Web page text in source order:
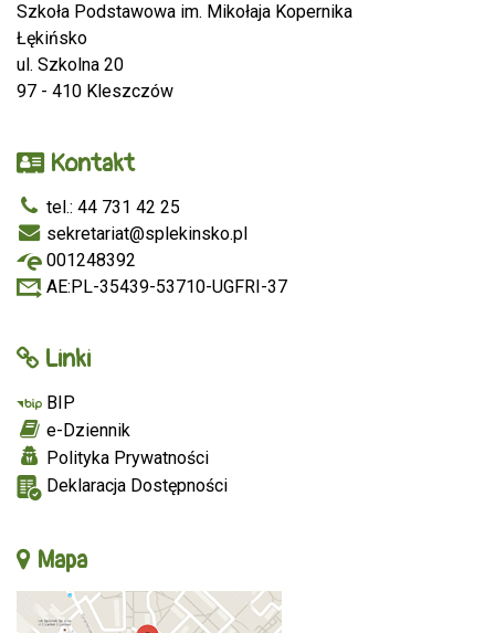
Szkoła Podstawowa im. Mikołaja Kopernika
Łękińsko
ul. Szkolna 20
97 - 410 Kleszczów
Kontakt
tel.: 44 731 42 25
sekretariat@splekinsko.pl
001248392
AE:PL-35439-53710-UGFRI-37
Linki
BIP
e-Dziennik
Polityka Prywatności
Deklaracja Dostępności
Mapa